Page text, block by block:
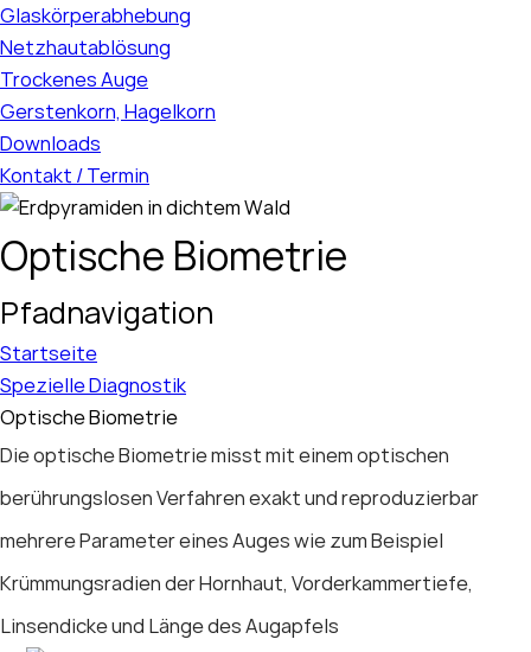
Glaskörperabhebung
Netzhautablösung
Trockenes Auge
Gerstenkorn, Hagelkorn
Downloads
Kontakt / Termin
Optische Biometrie
Pfadnavigation
Startseite
Spezielle Diagnostik
Optische Biometrie
Die optische Biometrie misst mit einem optischen
berührungslosen Verfahren exakt und reproduzierbar
mehrere Parameter eines Auges wie zum Beispiel
Krümmungsradien der Hornhaut, Vorderkammertiefe,
Linsendicke und Länge des Augapfels